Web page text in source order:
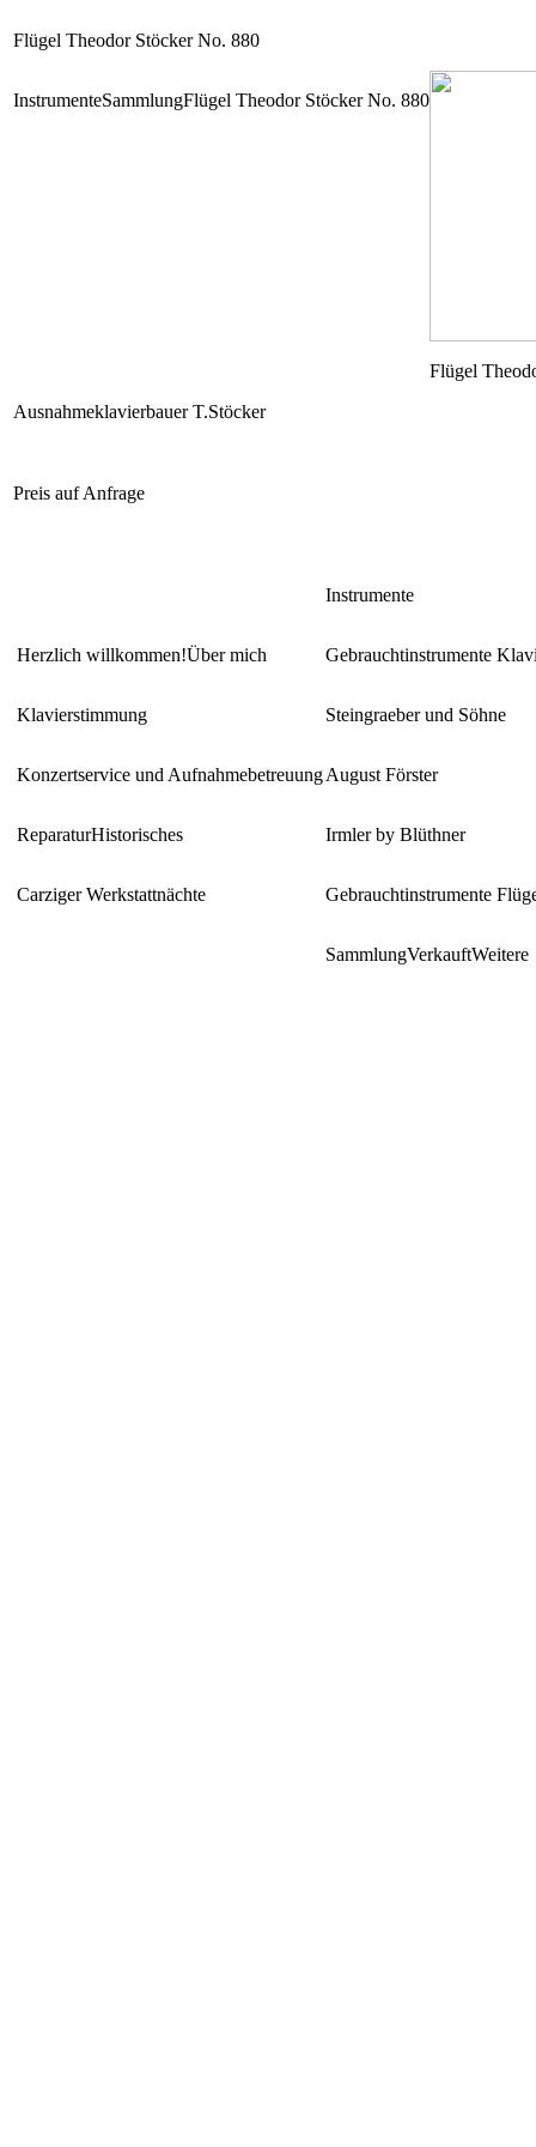
Flügel Theodor Stöcker No. 880
InstrumenteSammlungFlügel Theodor Stöcker No. 880
Flügel
Ausnahmeklavierbauer T.Stöcker
Preis auf Anfrage
Herzlich willkommen!Über mich
Klavierstimmung
Konzertservice und Aufnahmebetreuung
ReparaturHistorisches
Carziger Werkstattnächte
Instrumente
Gebrauchtinstrumente
Steingraeber und Söhne
August Förster
Irmler by Blüthner
Gebrauchtinstrumente
SammlungVerkauftWeitere